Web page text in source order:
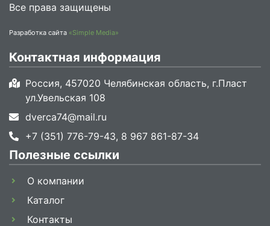
Все права защищены
Разработка сайта «Simple Media»
Контактная информация
Россия, 457020 Челябинская область, г.Пласт
ул.Увельская 108
dverca74@mail.ru
+7 (351) 776-79-43, 8 967 861-87-34
Полезные ссылки
О компании
Каталог
Контакты